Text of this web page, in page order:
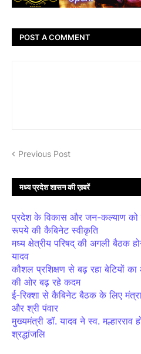
POST A COMMENT
Previous Post
मध्य प्रदेश शासन की ख़बरें
प्रदेश के विकास और जन-कल्याण
रूपये की कैबिनेट स्वीकृति
मध्य क्षेत्रीय परिषद् की अगली बैठक
यादव
कौशल प्रशिक्षण से बढ़ रहा बेटियों का
की ओर बढ़ रहे कदम
ई-रिक्शा से कैबिनेट बैठक के लिए
और श्री पंवार
मुख्यमंत्री डॉ. यादव ने स्व. मल्हारराव
श्रद्धांजलि